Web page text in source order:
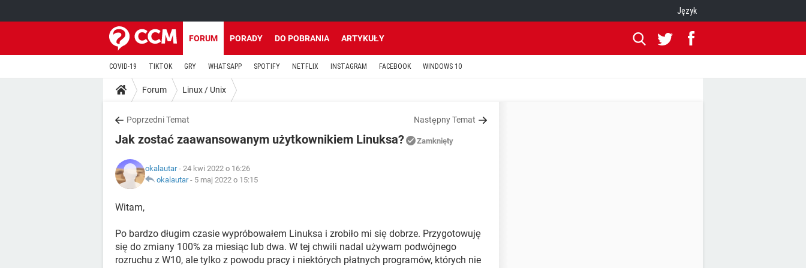
Język
FORUM PORADY DO POBRANIA ARTYKUŁY
COVID-19 TIKTOK GRY WHATSAPP SPOTIFY NETFLIX INSTAGRAM FACEBOOK WINDOWS 10
Forum Linux / Unix
Poprzedni Temat Następny Temat
Jak zostać zaawansowanym użytkownikiem Linuksa? Zamknięty
okalautar- 24 kwi 2022 o 16:26
okalautar- 5 maj 2022 o 15:15
Witam,
Po bardzo długim czasie wypróbowałem Linuksa i zrobiło mi się dobrze. Przygotowuję
się do zmiany 100% za miesiąc lub dwa. W tej chwili nadal używam podwójnego
rozruchu z W10, ale tylko z powodu pracy i niektórych płatnych programów, których nie